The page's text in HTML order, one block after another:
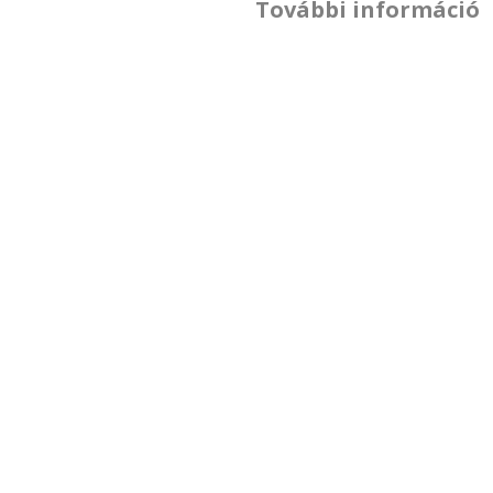
További információ